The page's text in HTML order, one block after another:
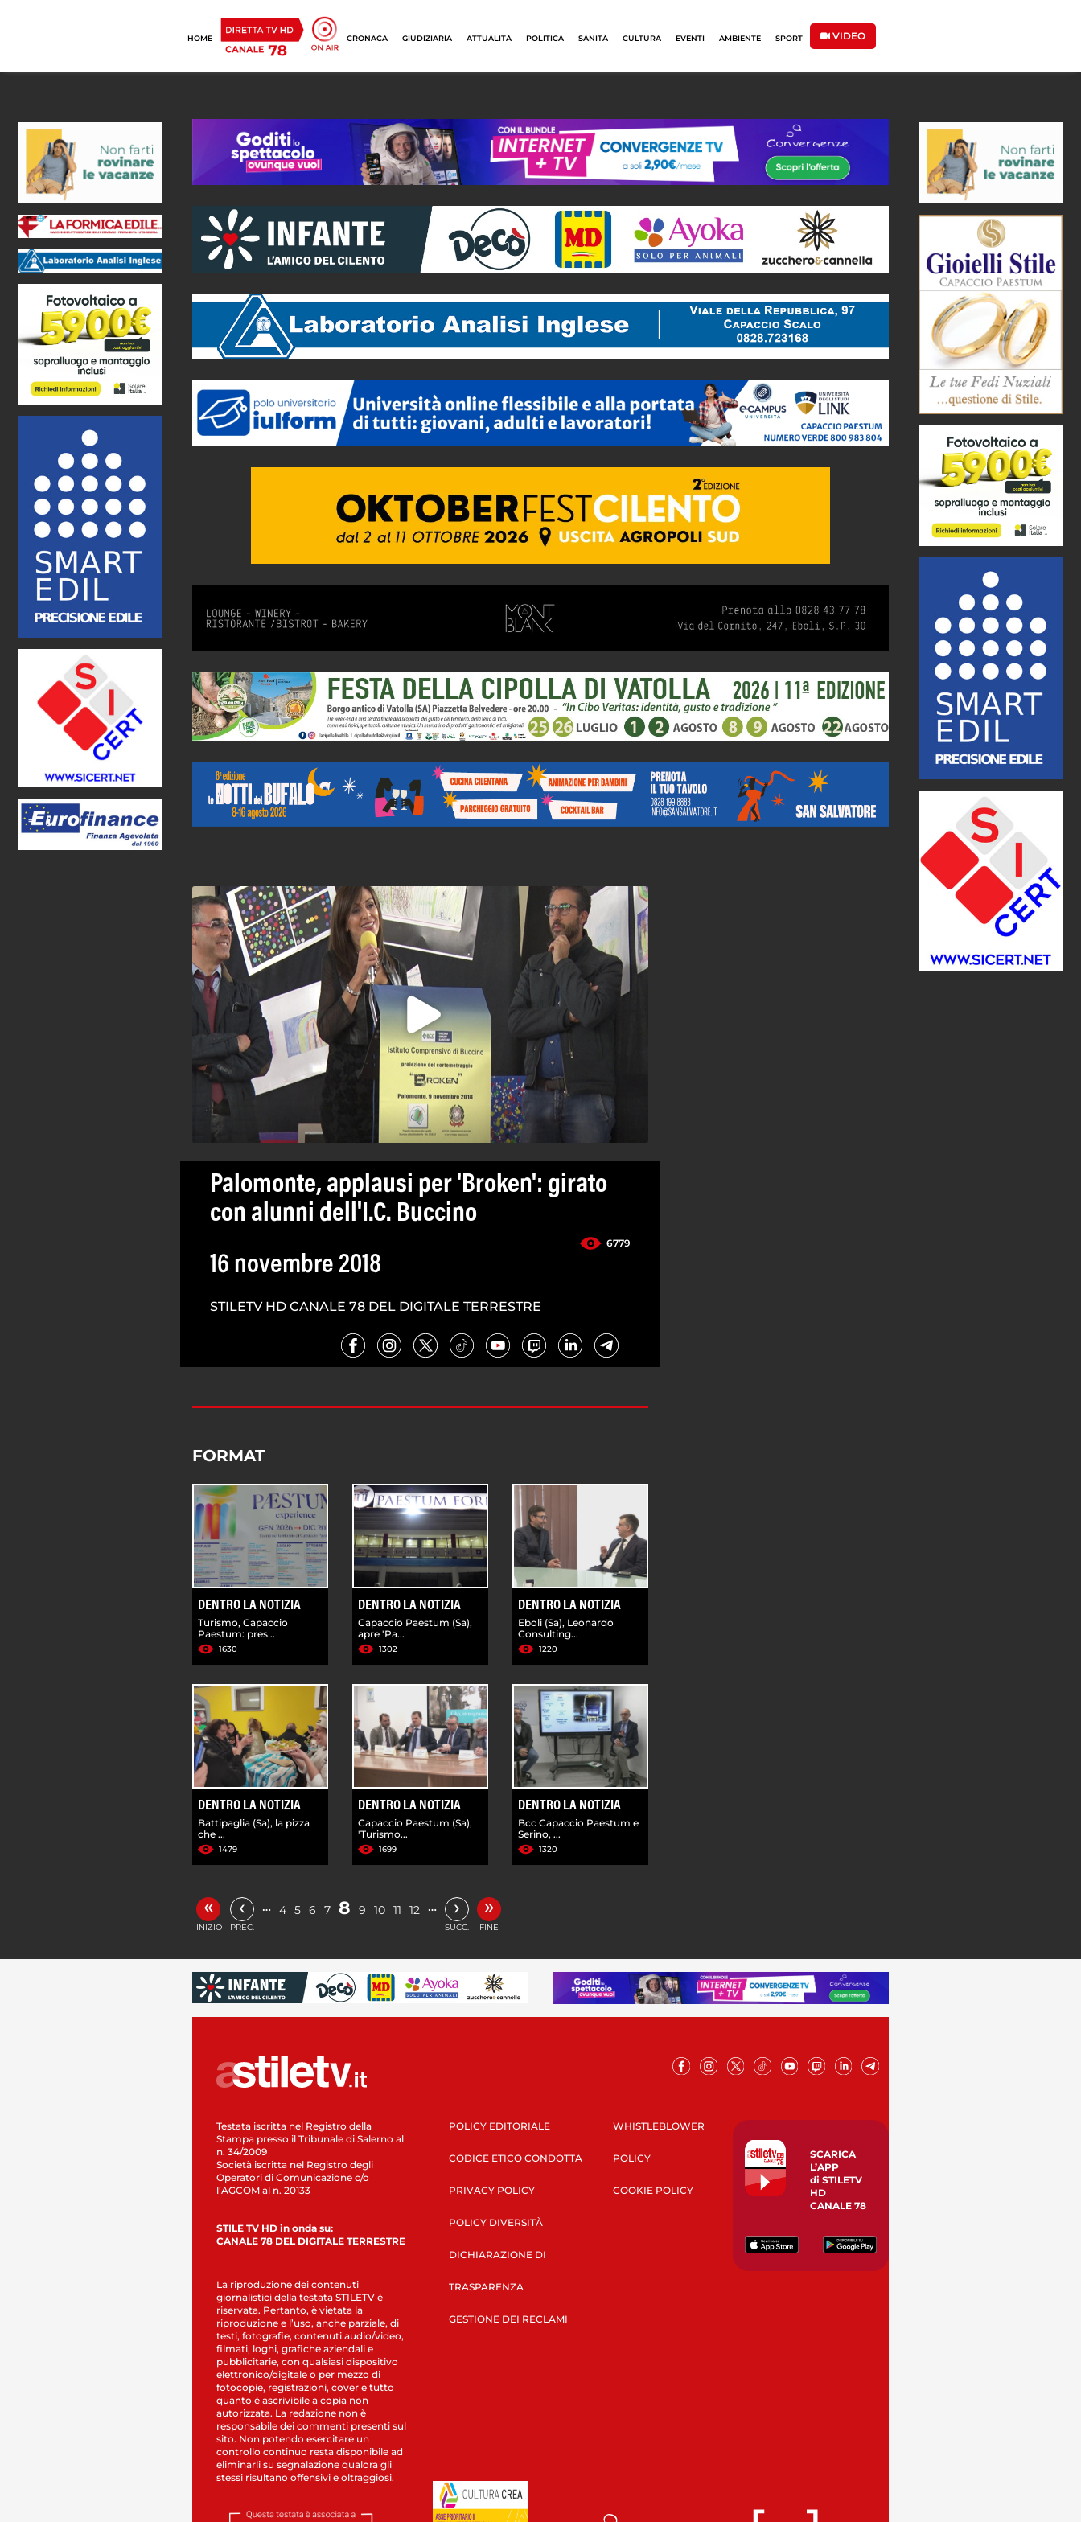
HOME CRONACA GIUDIZIARIA ATTUALITÀ POLITICA SANITÀ CULTURA EVENTI AMBIENTE SPORT VIDEO
Palomonte, applausi per 'Broken': girato
con alunni dell'I.C. Buccino
6779
16 novembre 2018
STILETV HD CANALE 78 DEL DIGITALE TERRESTRE
FORMAT
DENTRO LA NOTIZIA
Turismo, Capaccio
Paestum: pres...
1630
DENTRO LA NOTIZIA
Capaccio Paestum (Sa),
apre 'Pa...
1302
DENTRO LA NOTIZIA
Eboli (Sa), Leonardo
Consulting...
1220
DENTRO LA NOTIZIA
Battipaglia (Sa), la pizza
che ...
1479
DENTRO LA NOTIZIA
Capaccio Paestum (Sa),
'Turismo...
1699
DENTRO LA NOTIZIA
Bcc Capaccio Paestum e
Serino, ...
1320
«
INIZIO
‹
PREC.
… 4 5 6 7 8 9 10 11 12 … ›
SUCC.
»
FINE
Testata iscritta nel Registro della
Stampa presso il Tribunale di Salerno al
n. 34/2009
Società iscritta nel Registro degli
Operatori di Comunicazione c/o
l’AGCOM al n. 20133
STILE TV HD in onda su:
CANALE 78 DEL DIGITALE TERRESTRE
La riproduzione dei contenuti
giornalistici della testata STILETV è
riservata. Pertanto, è vietata la
riproduzione e l’uso, anche parziale, di
testi, fotografie, contenuti audio/video,
filmati, loghi, grafiche aziendali e
pubblicitarie, con qualsiasi dispositivo
elettronico/digitale o per mezzo di
fotocopie, registrazioni, cover e tutto
quanto è ascrivibile a copia non
autorizzata. La redazione non è
responsabile dei commenti presenti sul
sito. Non potendo esercitare un
controllo continuo resta disponibile ad
eliminarli su segnalazione qualora gli
stessi risultano offensivi e oltraggiosi.
POLICY EDITORIALE
CODICE ETICO CONDOTTA
PRIVACY POLICY
POLICY DIVERSITÀ
DICHIARAZIONE DI
TRASPARENZA
GESTIONE DEI RECLAMI
WHISTLEBLOWER
POLICY
COOKIE POLICY
SCARICA
L’APP
di STILETV
HD
CANALE 78